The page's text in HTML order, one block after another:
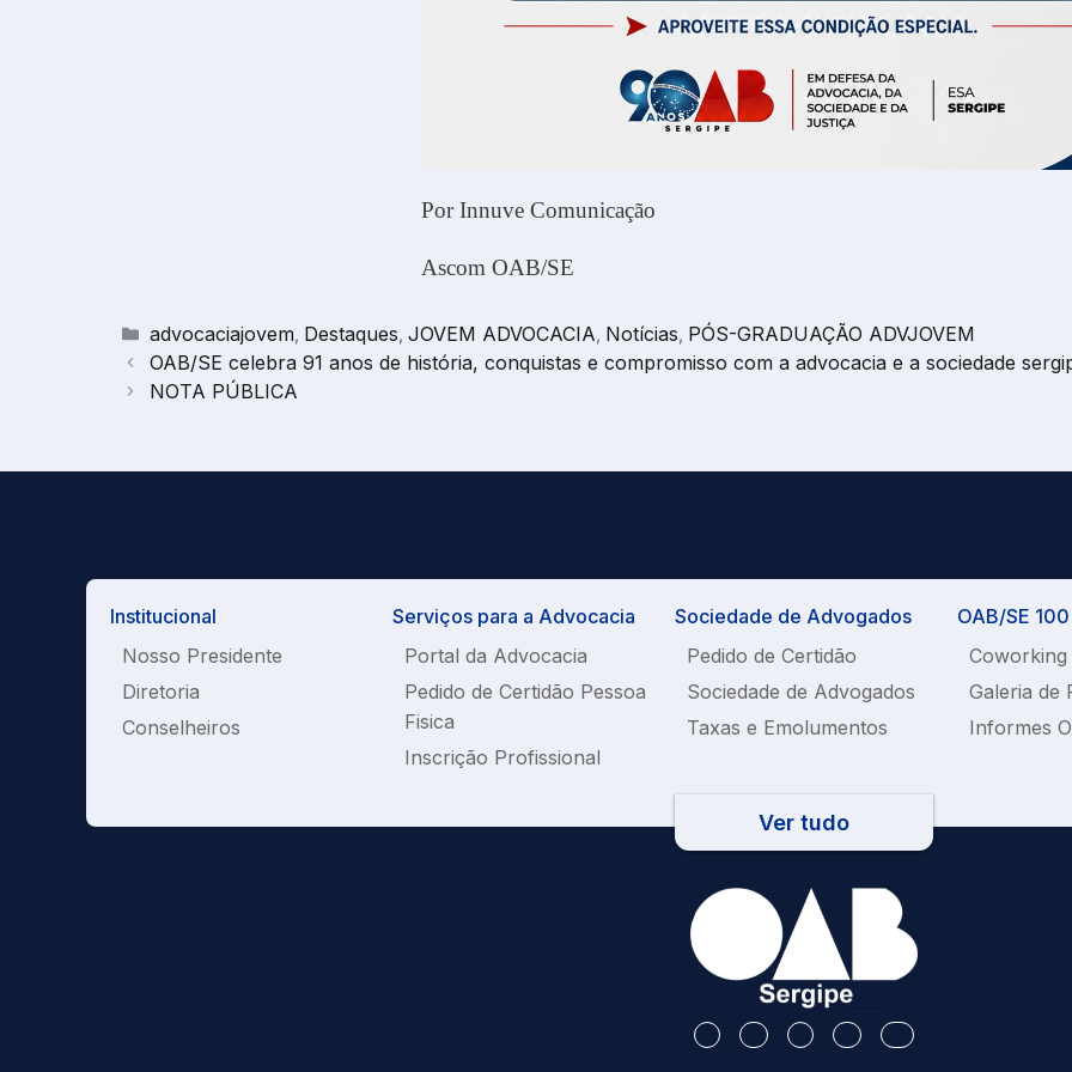
Por Innuve Comunicação
Ascom OAB/SE
Categorias
advocaciajovem, Destaques,JOVEM ADVOCACIA, Notícias, PÓS-GRADUAÇÃO ADVJOVEM
OAB/SE celebra 91 anos de história, conquistas e compromisso com a advocacia e a sociedade
NOTA PÚBLICA
Institucional
Nosso Presidente
Diretoria
Conselheiros
Serviços para a Advocacia
Portal da Advocacia
Pedido de Certidão Pessoa
Fisica
Inscrição Profissional
Sociedade de Advogados
Pedido de Certidão
Sociedade de Advogados
Taxas e Emolumentos
OAB/SE
Coworking
Galeria de
Informes
Ver tudo